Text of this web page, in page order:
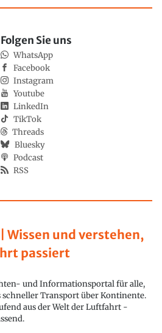
| Wissen und verstehen,
passiert
und Informationsportal für alle,
schneller Transport über Kontinente.
aus der Welt der Luftfahrt -
Folgen Sie uns
WhatsApp
Facebook
Instagram
Youtube
LinkedIn
TikTok
Threads
Bluesky
Podcast
RSS